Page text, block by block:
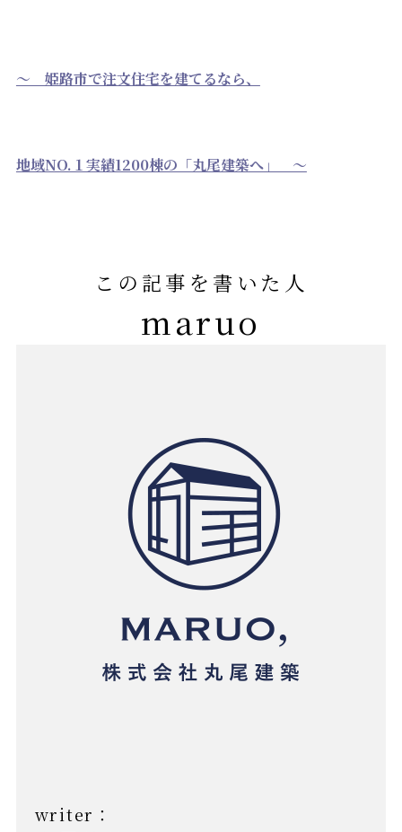
～ 姫路市で注文住宅を建てるなら、
地域NO.１実績1200棟の「丸尾建築へ」 ～
この記事を書いた人
maruo
writer：